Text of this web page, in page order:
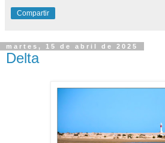
Compartir
martes, 15 de abril de 2025
Delta